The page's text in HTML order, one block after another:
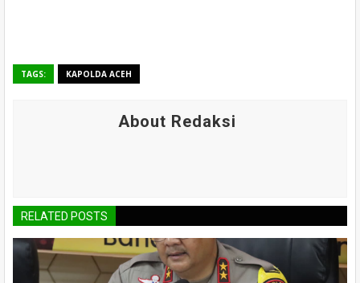
TAGS: KAPOLDA ACEH
About Redaksi
RELATED POSTS